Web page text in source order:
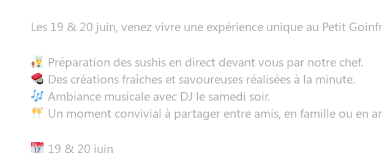
Les 19 & 20 juin, venez vivre une expérience unique au Petit
Préparation des sushis en direct devant vous par notre chef.
Des créations fraîches et savoureuses réalisées à la minute.
Ambiance musicale avec DJ le samedi soir.
Un moment convivial à partager entre amis, en famille ou en
19 & 20 juin